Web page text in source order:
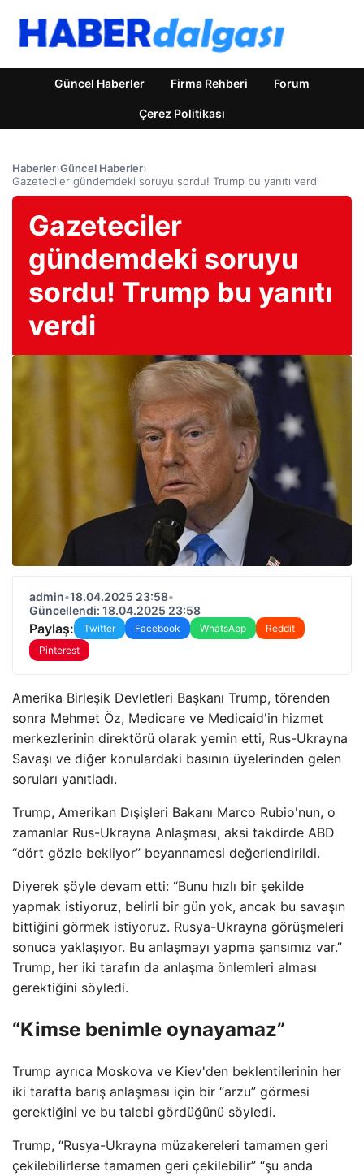
Güncel Haberler Firma Rehberi Forum
Çerez Politikası
Haberler›Güncel Haberler›
Gazeteciler gündemdeki soruyu sordu! Trump bu yanıtı verdi
Gazeteciler
gündemdeki soruyu
sordu! Trump bu yanıtı
verdi
admin•18.04.2025 23:58•
Güncellendi: 18.04.2025 23:58
Paylaş: Twitter Facebook WhatsApp
Reddit
Pinterest
Amerika Birleşik Devletleri Başkanı Trump, törenden
sonra Mehmet Öz, Medicare ve Medicaid'in hizmet
merkezlerinin direktörü olarak yemin etti, Rus-Ukrayna
Savaşı ve diğer konulardaki basının üyelerinden gelen
soruları yanıtladı.
Trump, Amerikan Dışişleri Bakanı Marco Rubio'nun, o
zamanlar Rus-Ukrayna Anlaşması, aksi takdirde ABD
“dört gözle bekliyor” beyannamesi değerlendirildi.
Diyerek şöyle devam etti: “Bunu hızlı bir şekilde
yapmak istiyoruz, belirli bir gün yok, ancak bu savaşın
bittiğini görmek istiyoruz. Rusya-Ukrayna görüşmeleri
sonuca yaklaşıyor. Bu anlaşmayı yapma şansımız var.”
Trump, her iki tarafın da anlaşma önlemleri alması
gerektiğini söyledi.
“Kimse benimle oynayamaz”
Trump ayrıca Moskova ve Kiev'den beklentilerinin her
iki tarafta barış anlaşması için bir “arzu” görmesi
gerektiğini ve bu talebi gördüğünü söyledi.
Trump, “Rusya-Ukrayna müzakereleri tamamen geri
çekilebilirlerse tamamen geri çekilebilir” “şu anda